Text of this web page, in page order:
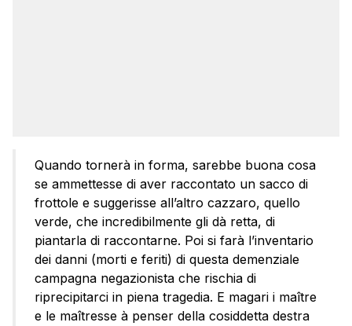
Quando tornerà in forma, sarebbe buona cosa
se ammettesse di aver raccontato un sacco di
frottole e suggerisse all’altro cazzaro, quello
verde, che incredibilmente gli dà retta, di
piantarla di raccontarne. Poi si farà l’inventario
dei danni (morti e feriti) di questa demenziale
campagna negazionista che rischia di
riprecipitarci in piena tragedia. E magari i maître
e le maîtresse à penser della cosiddetta destra